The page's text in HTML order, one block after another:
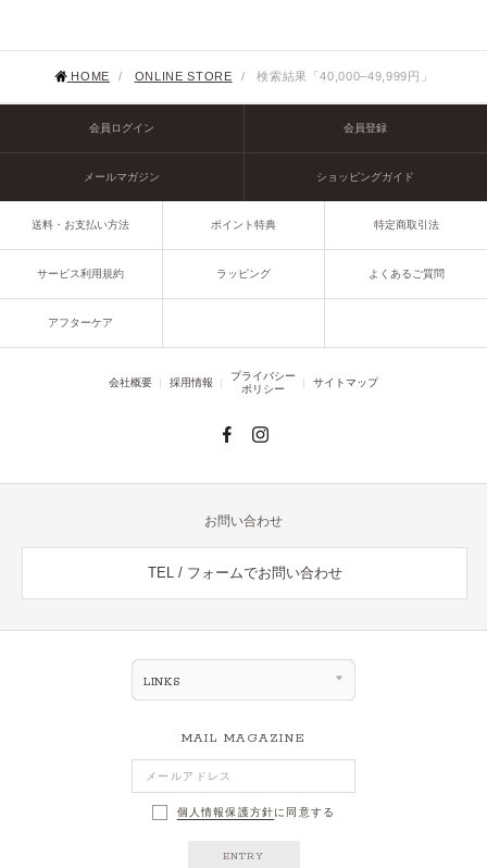
HOME / ONLINE STORE / 検索結果「40,000–49,999円」
会員ログイン 会員登録
メールマガジン ショッピングガイド
送料・お支払い方法 ポイント特典 特定商取引法
サービス利用規約 ラッピング よくあるご質問
アフターケア
会社概要 採用情報
プライバシー
ポリシー
サイトマップ
お問い合わせ
TEL / フォームでお問い合わせ
LINKS
MAIL MAGAZINE
個人情報保護方針に同意する
ENTRY